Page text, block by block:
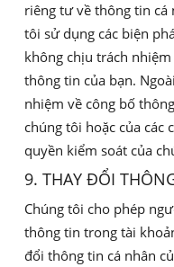
riêng tư về thông tin cá
tôi sử dụng các biện
không chịu trách
thông tin của bạn.
nhiệm về công bố
chúng tôi hoặc của các
quyền kiểm soát của
9. THAY ĐỔI
Chúng tôi cho phép
thông tin trong tài
đổi thông tin cá nhân